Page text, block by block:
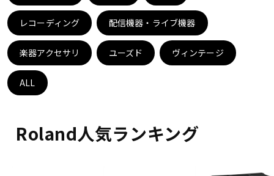
アンプ エフェクター
DJ機器 DTM
配信/ライブ機器 楽器アクセサリ
レコーディング 配信機器・ライブ機器
楽器アクセサリ ユーズド ヴィンテージ
ALL
Roland人気ランキング